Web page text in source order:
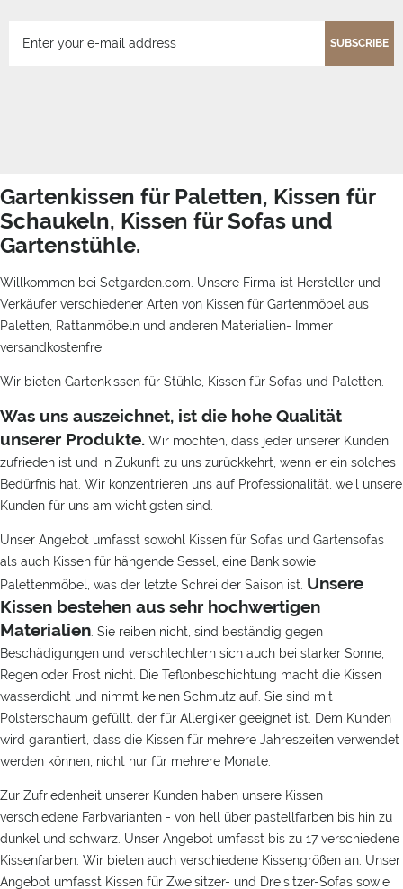
SUBSCRIBE
Gartenkissen für Paletten, Kissen für
Schaukeln, Kissen für Sofas und
Gartenstühle.
Willkommen bei Setgarden.com. Unsere Firma ist Hersteller und
Verkäufer verschiedener Arten von Kissen für Gartenmöbel aus
Paletten, Rattanmöbeln und anderen Materialien- Immer
versandkostenfrei
Wir bieten Gartenkissen für Stühle, Kissen für Sofas und Paletten.
Was uns auszeichnet, ist die hohe Qualität
unserer Produkte. Wir möchten, dass jeder unserer Kunden
zufrieden ist und in Zukunft zu uns zurückkehrt, wenn er ein solches
Bedürfnis hat. Wir konzentrieren uns auf Professionalität, weil unsere
Kunden für uns am wichtigsten sind.
Unser Angebot umfasst sowohl Kissen für Sofas und Gartensofas
als auch Kissen für hängende Sessel, eine Bank sowie
Palettenmöbel, was der letzte Schrei der Saison ist. Unsere
Kissen bestehen aus sehr hochwertigen
Materialien . Sie reiben nicht, sind beständig gegen
Beschädigungen und verschlechtern sich auch bei starker Sonne,
Regen oder Frost nicht. Die Teflonbeschichtung macht die Kissen
wasserdicht und nimmt keinen Schmutz auf. Sie sind mit
Polsterschaum gefüllt, der für Allergiker geeignet ist. Dem Kunden
wird garantiert, dass die Kissen für mehrere Jahreszeiten verwendet
werden können, nicht nur für mehrere Monate.
Zur Zufriedenheit unserer Kunden haben unsere Kissen
verschiedene Farbvarianten - von hell über pastellfarben bis hin zu
dunkel und schwarz. Unser Angebot umfasst bis zu 17 verschiedene
Kissenfarben. Wir bieten auch verschiedene Kissengrößen an. Unser
Angebot umfasst Kissen für Zweisitzer- und Dreisitzer-Sofas sowie